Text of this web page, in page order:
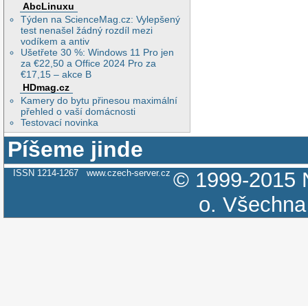
AbcLinuxu
Týden na ScienceMag.cz: Vylepšený
test nenašel žádný rozdíl mezi
vodíkem a antiv
Ušetřete 30 %: Windows 11 Pro jen
za €22,50 a Office 2024 Pro za
€17,15 – akce B
HDmag.cz
Kamery do bytu přinesou maximální
přehled o vaší domácnosti
Testovací novinka
Píšeme jinde
ISSN 1214-1267 www.czech-server.cz © 1999-2015
o.